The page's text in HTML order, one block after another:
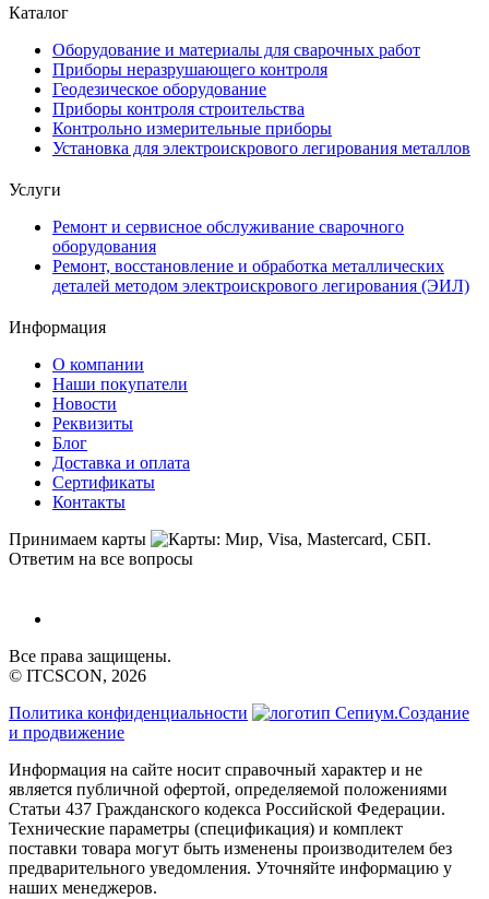
Каталог
Оборудование и материалы для сварочных работ
Приборы неразрушающего контроля
Геодезическое оборудование
Приборы контроля строительства
Контрольно измерительные приборы
Установка для электроискрового легирования металлов
Услуги
Ремонт и сервисное обслуживание сварочного
оборудования
Ремонт, восстановление и обработка металлических
деталей методом электроискрового легирования (ЭИЛ)
Информация
О компании
Наши покупатели
Новости
Реквизиты
Блог
Доставка и оплата
Сертификаты
Контакты
Принимаем карты
Ответим на все вопросы
Все права защищены.
© ITCSCON, 2026
Политика конфиденциальности
Создание
и продвижение
Информация на сайте носит справочный характер и не
является публичной офертой, определяемой положениями
Статьи 437 Гражданского кодекса Российской Федерации.
Технические параметры (спецификация) и комплект
поставки товара могут быть изменены производителем без
предварительного уведомления. Уточняйте информацию у
наших менеджеров.